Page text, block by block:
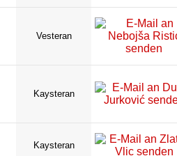
Vesteran
Kaysteran
Kaysteran